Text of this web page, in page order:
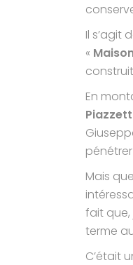
Il s’agit
«
En
Mais
fait que,
terme
C’était